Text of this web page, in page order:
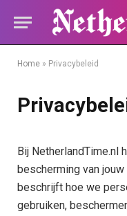
Home » Privacybeleid
Bij NetherlandTime.nl
bescherming van
beschrijft hoe we
gebruiken,